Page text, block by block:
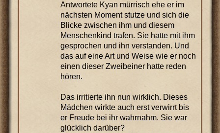
Antwortete Kyan mürrisch ehe er im
nächsten Moment stutze und sich die
Blicke zwischen ihm und diesem
Menschenkind trafen. Sie hatte mit ihm
gesprochen und ihn verstanden. Und
das auf eine Art und Weise wie er noch
einen dieser Zweibeiner hatte reden
hören.
Das irritierte ihn nun wirklich. Dieses
Mädchen wirkte auch erst verwirrt bis
er Freude bei ihr wahrnahm. Sie war
glücklich darüber?